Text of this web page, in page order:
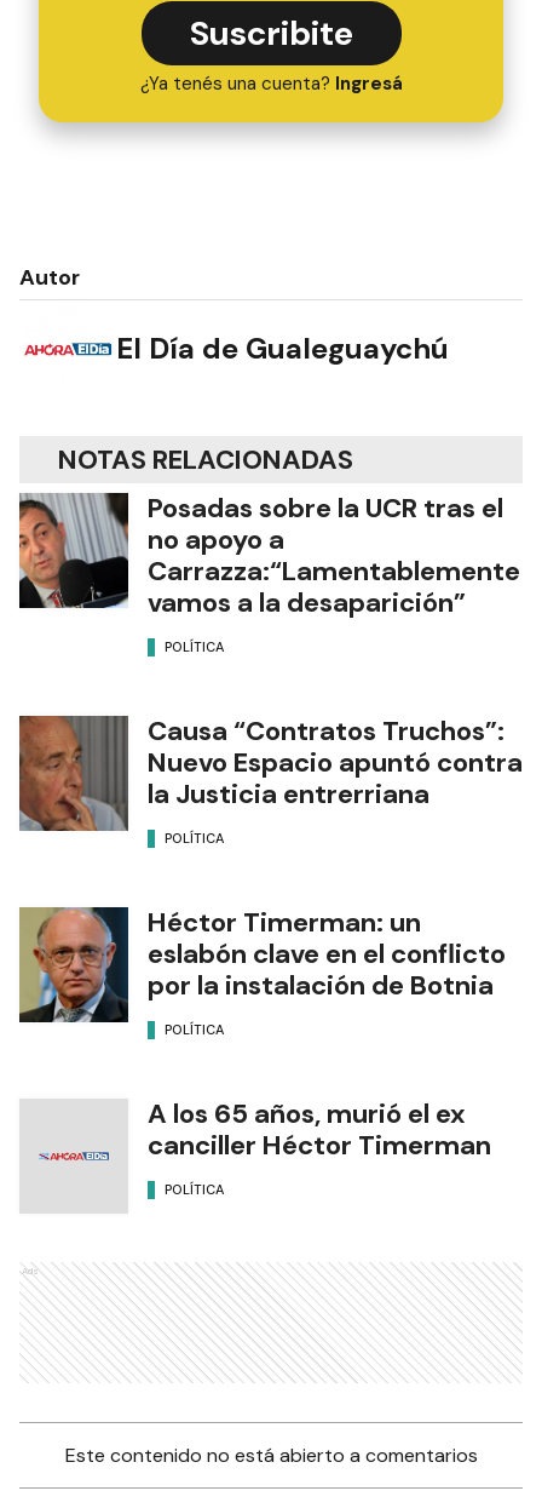
Suscribite
¿Ya tenés una cuenta? Ingresá
Autor
El Día de Gualeguaychú
NOTAS RELACIONADAS
Posadas sobre la UCR tras el
no apoyo a
Carrazza:“Lamentablemente
vamos a la desaparición”
POLÍTICA
Causa “Contratos Truchos”:
Nuevo Espacio apuntó contra
la Justicia entrerriana
POLÍTICA
Héctor Timerman: un
eslabón clave en el conflicto
por la instalación de Botnia
POLÍTICA
A los 65 años, murió el ex
canciller Héctor Timerman
POLÍTICA
Ads
Este contenido no está abierto a comentarios